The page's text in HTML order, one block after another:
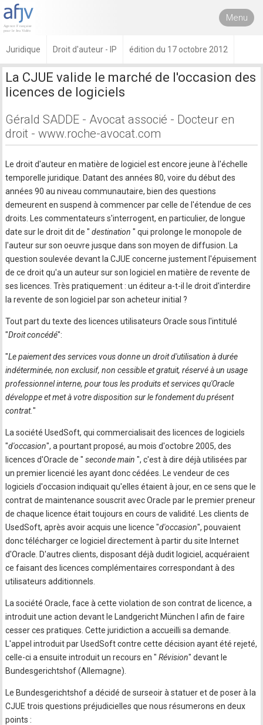
Menu
Juridique Droit d'auteur - IP édition du 17 octobre 2012
La CJUE valide le marché de l'occasion des
licences de logiciels
Gérald SADDE - Avocat associé - Docteur en
droit - www.roche-avocat.com
Le droit d'auteur en matière de logiciel est encore jeune à l'échelle
temporelle juridique. Datant des années 80, voire du début des
années 90 au niveau communautaire, bien des questions
demeurent en suspend à commencer par celle de l'étendue de ces
droits. Les commentateurs s'interrogent, en particulier, de longue
date sur le droit dit de " destination" qui prolonge le monopole de
l'auteur sur son oeuvre jusque dans son moyen de diffusion. La
question soulevée devant la CJUE concerne justement l'épuisement
de ce droit qu'a un auteur sur son logiciel en matière de revente de
ses licences. Très pratiquement : un éditeur a-t-il le droit d'interdire
la revente de son logiciel par son acheteur initial ?
Tout part du texte des licences utilisateurs Oracle sous l'intitulé
"Droit concédé":
"Le paiement des services vous donne un droit d'utilisation à durée
indéterminée, non exclusif, non cessible et gratuit, réservé à un usage
professionnel interne, pour tous les produits et services qu'Oracle
développe et met à votre disposition sur le fondement du présent
contrat."
La société UsedSoft, qui commercialisait des licences de logiciels
"d'occasion", a pourtant proposé, au mois d'octobre 2005, des
licences d'Oracle de " seconde main", c'est à dire déjà utilisées par
un premier licencié les ayant donc cédées. Le vendeur de ces
logiciels d'occasion indiquait qu'elles étaient à jour, en ce sens que le
contrat de maintenance souscrit avec Oracle par le premier preneur
de chaque licence était toujours en cours de validité. Les clients de
UsedSoft, après avoir acquis une licence "d'occasion", pouvaient
donc télécharger ce logiciel directement à partir du site Internet
d'Oracle. D'autres clients, disposant déjà dudit logiciel, acquéraient
ce faisant des licences complémentaires correspondant à des
utilisateurs additionnels.
La société Oracle, face à cette violation de son contrat de licence, a
introduit une action devant le Landgericht München I afin de faire
cesser ces pratiques. Cette juridiction a accueilli sa demande.
L'appel introduit par UsedSoft contre cette décision ayant été rejeté,
celle-ci a ensuite introduit un recours en " Révision" devant le
Bundesgerichtshof (Allemagne).
Le Bundesgerichtshof a décidé de surseoir à statuer et de poser à la
CJUE trois questions préjudicielles que nous résumerons en deux
points :